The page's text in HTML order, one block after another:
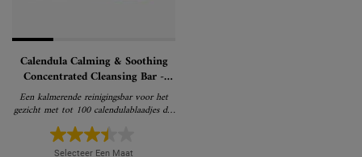
Calendula Calming & Soothing
Concentrated Cleansing Bar -
Gezichtszeep
Een kalmerende reinigingsbar voor het
gezicht met tot 100 calendulablaadjes die
de huid reinigt en kalmeert zodat ze
aangenaam en fris aanvoelt.
Selecteer Een Maat